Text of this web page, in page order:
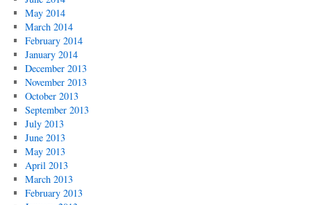
May 2014
March 2014
February 2014
January 2014
December 2013
November 2013
October 2013
September 2013
July 2013
June 2013
May 2013
April 2013
March 2013
February 2013